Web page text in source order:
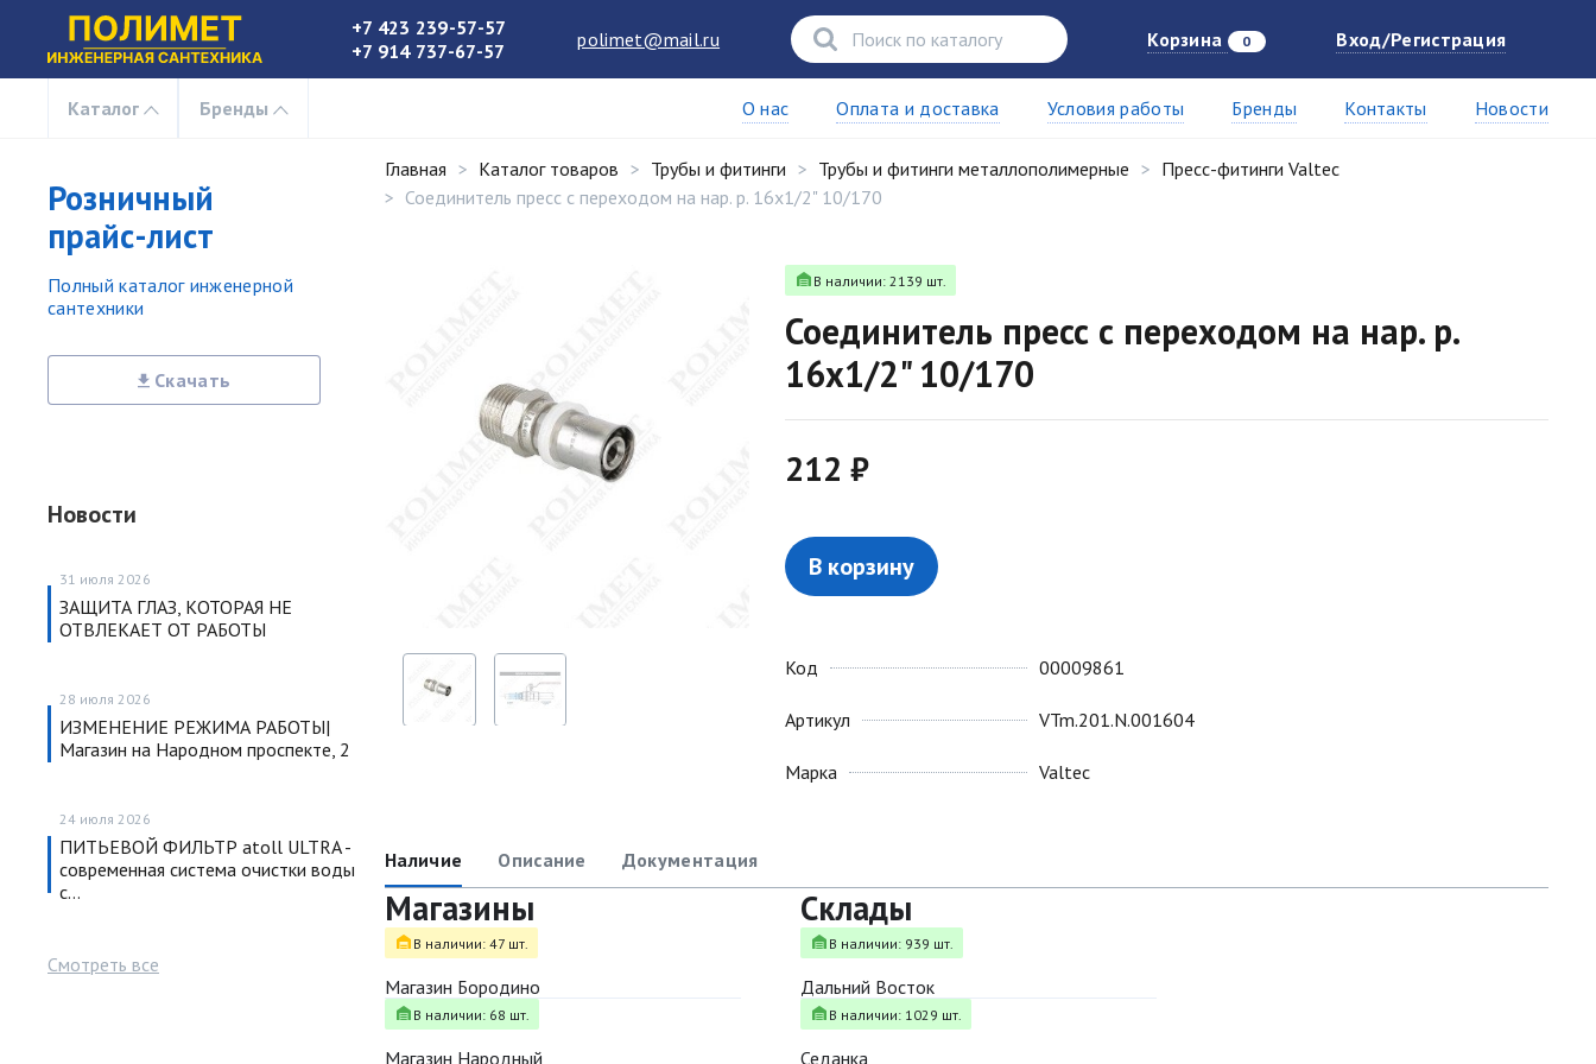
+7 423 239-57-57
+7 914 737-67-57
polimet@mail.ru Корзина 0 Вход/Регистрация
Каталог Бренды О нас Оплата и доставка Условия работы Бренды Контакты Новости
Розничный
прайс-лист
Полный каталог инженерной
сантехники
Скачать
Новости
31 июля 2026
ЗАЩИТА ГЛАЗ, КОТОРАЯ НЕ
ОТВЛЕКАЕТ ОТ РАБОТЫ
28 июля 2026
ИЗМЕНЕНИЕ РЕЖИМА РАБОТЫ|
Магазин на Народном проспекте, 2
24 июля 2026
ПИТЬЕВОЙ ФИЛЬТР atoll ULTRA -
современная система очистки воды
с…
Смотреть все
Главная Каталог товаров Трубы и фитинги Трубы и фитинги металлополимерные
Пресс-фитинги Valtec
Соединитель пресс с переходом на нар. р. 16х1/2" 10/170
В наличии: 2139 шт.
Соединитель пресс с переходом на нар. р.
16х1/2" 10/170
212 ₽
В корзину
Код
Артикул
Марка
00009861
VTm.201.N.001604
Valtec
Наличие Описание Документация
Магазины
В наличии: 47 шт.
Магазин Бородино
В наличии: 68 шт.
Магазин Народный
Склады
В наличии: 939 шт.
Дальний Восток
В наличии: 1029 шт.
Седанка